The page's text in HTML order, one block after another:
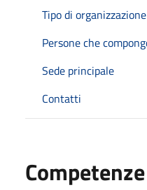
Tipo di organizzazione
Persone che
Sede principale
Contatti
Competenze